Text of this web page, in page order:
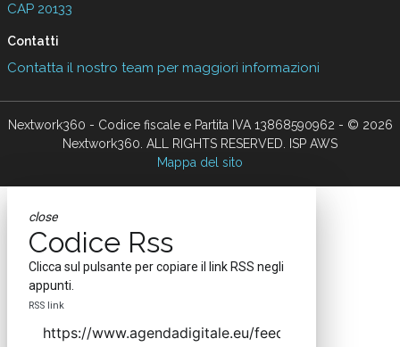
CAP 20133
Contatti
Contatta il nostro team per maggiori informazioni
Nextwork360 - Codice fiscale e Partita IVA 13868590962 - © 2026
Nextwork360. ALL RIGHTS RESERVED. ISP AWS
Mappa del sito
close
Codice Rss
Clicca sul pulsante per copiare il link RSS negli
appunti.
RSS link